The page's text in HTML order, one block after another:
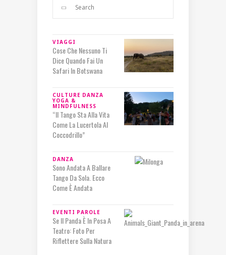
VIAGGI
Cose Che Nessuno Ti
Dice Quando Fai Un
Safari In Botswana
CULTURE DANZA
YOGA &
MINDFULNESS
“Il Tango Sta Alla Vita
Come La Lucertola Al
Coccodrillo”
DANZA
Sono Andata A Ballare
Tango Da Sola. Ecco
Come È Andata
EVENTI PAROLE
Se Il Panda È In Posa A
Teatro: Foto Per
Riflettere Sulla Natura